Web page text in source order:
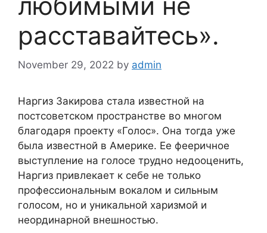
расставайтесь».
November 29, 2022 by admin
Наргиз Закирова стала известной на
постсоветском пространстве во многом
благодаря проекту «Голос». Она тогда уже
была известной в Америке. Ее фееричное
выступление на голосе трудно недооценить,
Наргиз привлекает к себе не только
профессиональным вокалом и сильным
голосом, но и уникальной харизмой и
неординарной внешностью.